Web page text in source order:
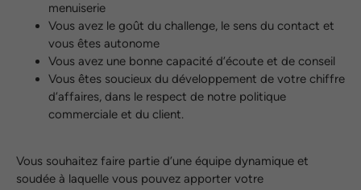
menuiserie
Vous avez le goût du challenge, le sens du contact et
vous êtes autonome
Vous avez une bonne capacité d’écoute et de conseil
Vous êtes soucieux du développement de votre chiffre
d’affaires, dans le respect de notre politique
commerciale et du client.
Vous souhaitez faire partie d’une équipe dynamique et
soudée à laquelle vous pouvez apporter votre